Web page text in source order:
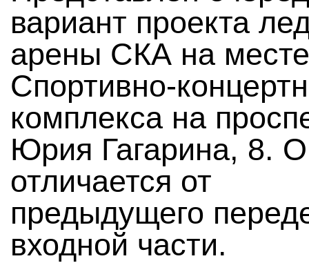
вариант проекта
арены СКА на месте
Спортивно-
комплекса на
Юрия Гагарина, 8.
отличается от
предыдущего
входной части.